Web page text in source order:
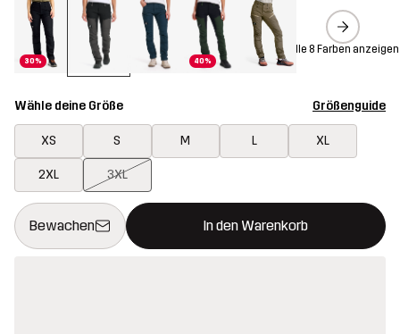
30% 40%
Alle 8 Farben anzeigen
Wähle deine Größe Größenguide
XS S M L XL
2XL 3XL
Bewachen In den Warenkorb
Dieser Button öffnet ein Fenster und legt den neuen Artikel in
{{size}} nicht verfügbar